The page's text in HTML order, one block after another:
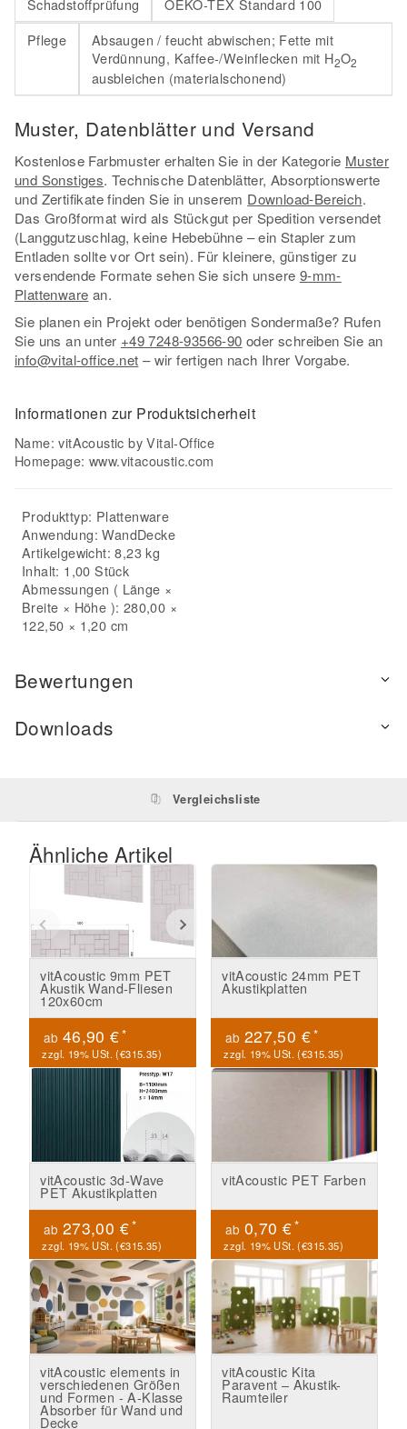
Pflege
Absaugen / feucht abwischen; Fette mit
Verdünnung, Kaffee-/Weinflecken mit H2O2
ausbleichen (materialschonend)
Muster, Datenblätter und Versand
Kostenlose Farbmuster erhalten Sie in der Kategorie Muster
und Sonstiges. Technische Datenblätter, Absorptionswerte
und Zertifikate finden Sie in unserem Download-Bereich.
Das Großformat wird als Stückgut per Spedition versendet
(Langgutzuschlag, keine Hebebühne – ein Stapler zum
Entladen sollte vor Ort sein). Für kleinere, günstiger zu
versendende Formate sehen Sie sich unsere 9-mm-
Plattenware an.
Sie planen ein Projekt oder benötigen Sondermaße? Rufen
Sie uns an unter +49 7248-93566-90 oder schreiben Sie an
info@vital-office.net – wir fertigen nach Ihrer Vorgabe.
Informationen zur Produktsicherheit
Name: vitAcoustic by Vital-Office
Homepage:www.vitacoustic.com
Produkttyp: Plattenware
Anwendung:WandDecke
Artikelgewicht: 8,23 kg
Inhalt: 1,00 Stück
Abmessungen ( Länge ×
Breite × Höhe ): 280,00 ×
122,50 × 1,20 cm
Bewertungen
Downloads
Vergleichsliste
Ähnliche Artikel
vitAcoustic 9mm PET
Akustik Wand-Fliesen
120x60cm
ab 46,90 €*
zzgl. 19% USt. (€315.35)
vitAcoustic 24mm PET
Akustikplatten
ab 227,50 €*
zzgl. 19% USt. (€315.35)
vitAcoustic 3d-Wave
PET Akustikplatten
ab 273,00 €*
zzgl. 19% USt. (€315.35)
vitAcoustic PET Farben
ab 0,70 €*
zzgl. 19% USt. (€315.35)
vitAcoustic elements in
verschiedenen Größen
und Formen - A-Klasse
Absorber für Wand und
Decke
vitAcoustic Kita
Paravent – Akustik-
Raumteiler